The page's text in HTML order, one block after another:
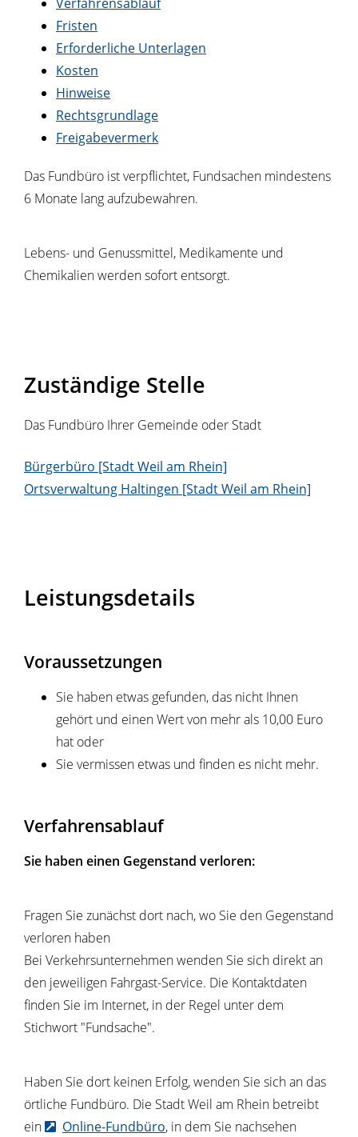
Fristen
Erforderliche Unterlagen
Kosten
Hinweise
Rechtsgrundlage
Freigabevermerk
Das Fundbüro ist verpflichtet, Fundsachen mindestens
6 Monate lang aufzubewahren.
Lebens- und Genussmittel, Medikamente und
Chemikalien werden sofort entsorgt.
Zuständige Stelle
Das Fundbüro Ihrer Gemeinde oder Stadt
Bürgerbüro [Stadt Weil am Rhein]
Ortsverwaltung Haltingen [Stadt Weil am Rhein]
Leistungsdetails
Voraussetzungen
Sie haben etwas gefunden, das nicht Ihnen
gehört und einen Wert von mehr als 10,00 Euro
hat oder
Sie vermissen etwas und finden es nicht mehr.
Verfahrensablauf
Sie haben einen Gegenstand verloren:
Fragen Sie zunächst dort nach, wo Sie den Gegenstand
verloren haben
Bei Verkehrsunternehmen wenden Sie sich direkt an
den jeweiligen Fahrgast-Service. Die Kontaktdaten
finden Sie im Internet, in der Regel unter dem
Stichwort "Fundsache".
Haben Sie dort keinen Erfolg, wenden Sie sich an das
örtliche Fundbüro. Die Stadt Weil am Rhein betreibt
ein
Online-Fundbüro, in dem Sie nachsehen